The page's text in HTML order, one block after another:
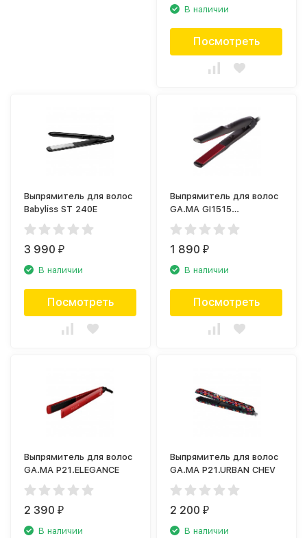
В наличии
Посмотреть
Выпрямитель для волос
Babyliss ST 240E
3 990₽
В наличии
Посмотреть
Выпрямитель для волос
GA.MA GI1515
ERGOSTYLER
1 890₽
В наличии
Посмотреть
Выпрямитель для волос
GA.MA P21.ELEGANCE
2 390₽
В наличии
Выпрямитель для волос
GA.MA P21.URBAN CHEV
2 200₽
В наличии